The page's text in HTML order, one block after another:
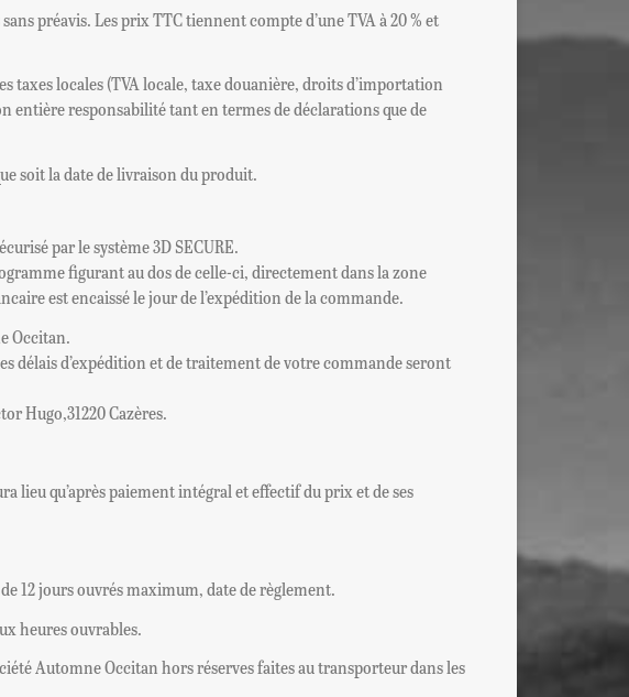
préavis. Les prix TTC tiennent compte d’une TVA à 20 % et
taxes locales (TVA locale, taxe douanière, droits d’importation
entière responsabilité tant en termes de déclarations que de
soit la date de livraison du produit.
par le système 3D SECURE.
figurant au dos de celle-ci, directement dans la zone
est encaissé le jour de l’expédition de la commande.
Occitan.
délais d’expédition et de traitement de votre commande seront
Hugo,31220 Cazères.
lieu qu’après paiement intégral et effectif du prix et de ses
12 jours ouvrés maximum, date de règlement.
heures ouvrables.
Automne Occitan hors réserves faites au transporteur dans les